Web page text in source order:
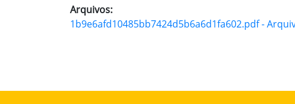
Arquivos:
1b9e6afd10485bb7424d5b6a6d1fa602.pdf -